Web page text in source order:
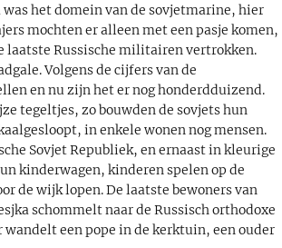
het domein van de sovjetmarine, hier
mochten er alleen met een pasje komen,
laatste Russische militairen vertrokken.
Volgens de cijfers van de
en nu zijn het er nog honderdduizend.
tegeltjes, zo bouwden de sovjets hun
in enkele wonen nog mensen.
Sovjet Republiek, en ernaast in kleurige
kinderwagen, kinderen spelen op de
de wijk lopen. De laatste bewoners van
schommelt naar de Russisch orthodoxe
een pope in de kerktuin, een ouder